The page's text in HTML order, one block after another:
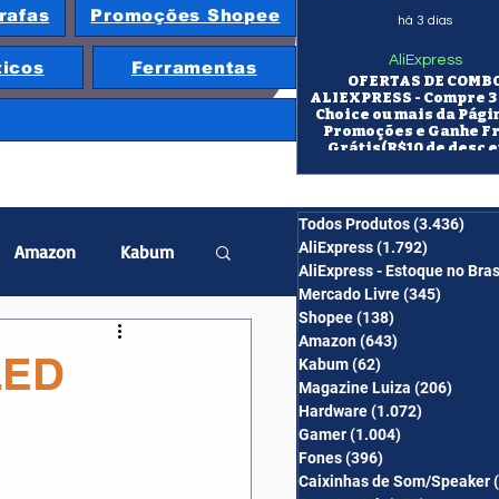
Promoções Shopee
Ferramentas
OFERTAS DE
ALIEXPRESS - Compre
Choice ou mais da
Promoções e Ganhe
Grátis(R$10 de desc
AliExpress
há 3 dias
Amazon Kabum
Projetor
Todos Produtos(3.436)
AliExpress(1.792)
AliExpress - Estoque no
Mercado Livre(345)
Shopee(138)
Amazon(643)
Kabum(62)
Magazine Luiza (206)
Hardware(1.072)
Gamer(1.004)
Fones(396)
Caixinhas de Som/Speaker